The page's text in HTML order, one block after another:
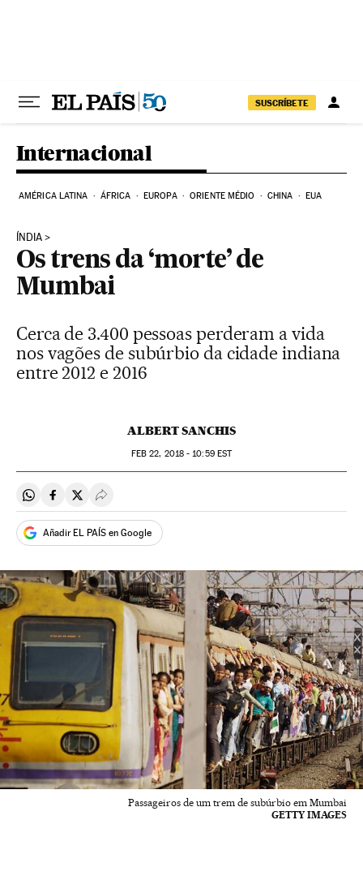
SUSCRÍBETE
Internacional
AMÉRICA LATINA ÁFRICA EUROPA ORIENTE MÉDIO CHINA EUA
ÍNDIA
Os trens da ‘morte’ de
Mumbai
Cerca de 3.400 pessoas perderam a vida
nos vagões de subúrbio da cidade indiana
entre 2012 e 2016
ALBERT SANCHIS
FEB 22, 2018 - 10:59EST
Compartir en Whatsapp
Compartir en Facebook
Compartir en Twitter
Desplegar Redes Sociales
Añadir EL PAÍS en Google
Passageiros de um trem de subúrbio em Mumbai
GETTY IMAGES